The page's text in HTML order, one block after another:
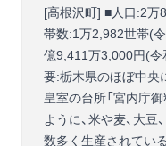
[高根沢町] ■人口:2万
帯数:1万2,982世帯(
億9,411万3,000円(令
要:栃木県のほぼ中央
皇室の台所「宮内庁
ように、米や麦、大豆
数多く生産されてい